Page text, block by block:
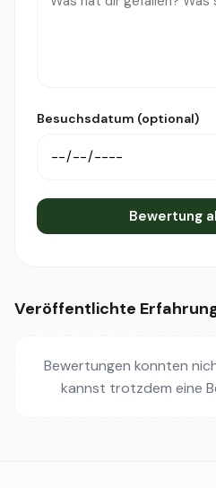
Besuchsdatum (optional)
Bewertung
Veröffentlichte
Bewertungen konnten
kannst trotzdem eine